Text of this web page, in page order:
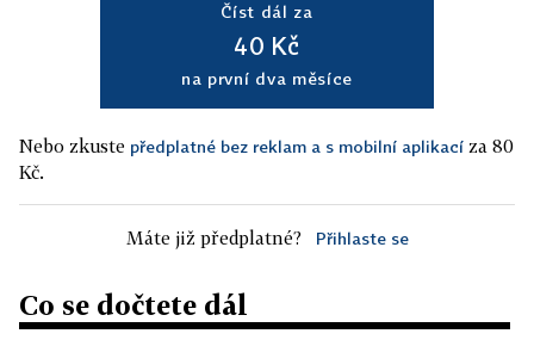
Číst dál za
40 Kč
na první dva měsíce
Nebo zkuste předplatné bez reklam a s mobilní aplikací za 80
Kč.
Máte již předplatné? Přihlaste se
Co se dočtete dál